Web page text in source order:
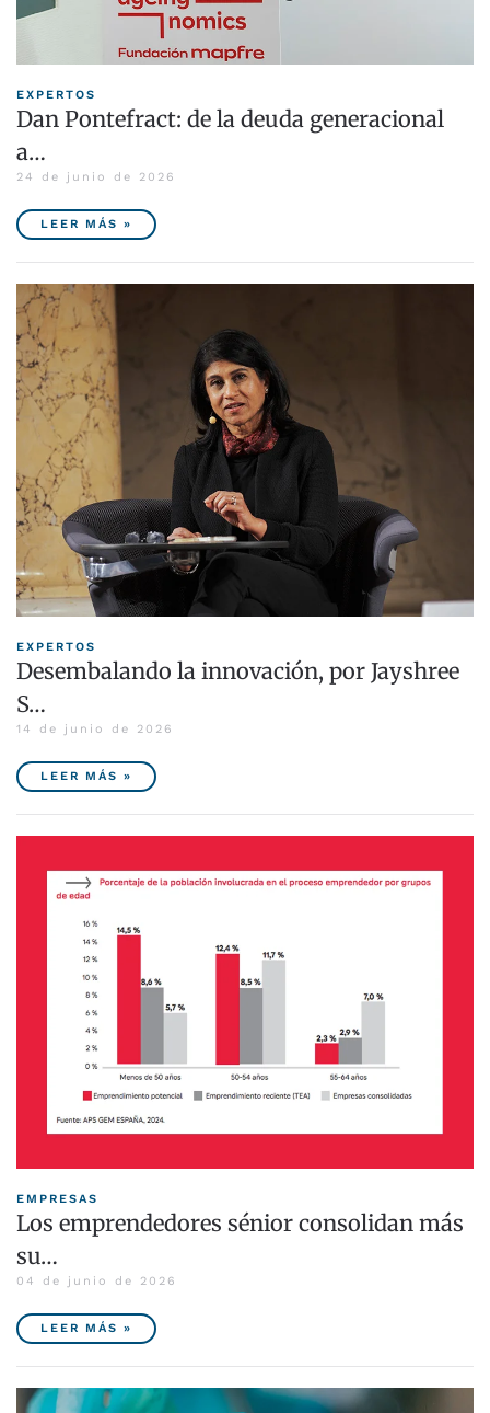
EXPERTOS
Dan Pontefract: de la deuda generacional
a…
24 de junio de 2026
LEER MÁS »
EXPERTOS
Desembalando la innovación, por Jayshree
S…
14 de junio de 2026
LEER MÁS »
EMPRESAS
Los emprendedores sénior consolidan más
su…
04 de junio de 2026
LEER MÁS »